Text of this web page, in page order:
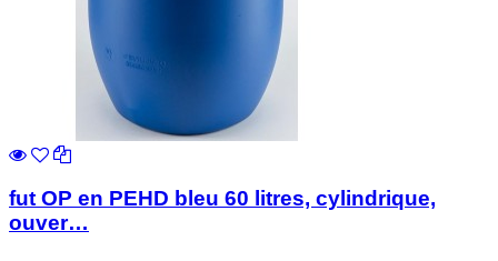
fut OP en PEHD bleu 60 litres, cylindrique,
ouver…